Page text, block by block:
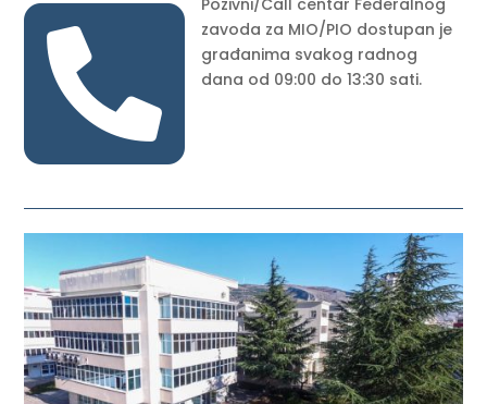

zavoda za MIO/PIO dostupan je
građanima svakog radnog
dana od 09:00 do 13:30 sati.